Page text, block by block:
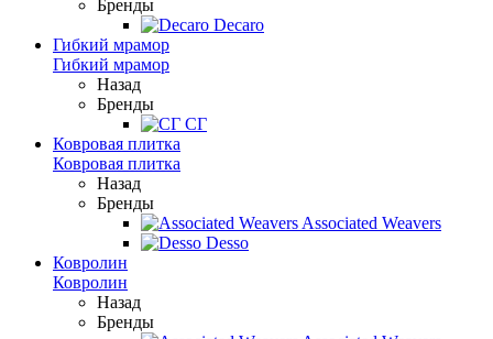
Бренды
Decaro
Гибкий мрамор
Гибкий мрамор
Назад
Бренды
СГ
Ковровая плитка
Ковровая плитка
Назад
Бренды
Associated Weavers
Desso
Ковролин
Ковролин
Назад
Бренды